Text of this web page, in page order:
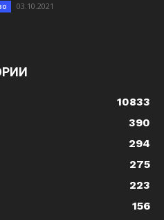
03.10.2021
10833
390
294
275
223
156